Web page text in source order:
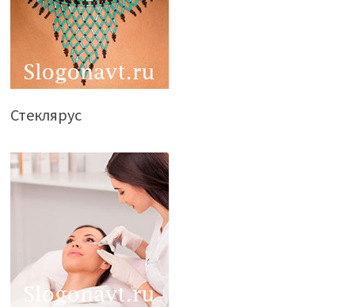
Стеклярус